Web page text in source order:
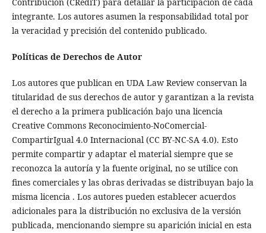
integrante. Los autores asumen la responsabilidad total por
la veracidad y precisión del contenido publicado.
Políticas de Derechos de Autor
Los autores que publican en UDA Law Review conservan la
titularidad de sus derechos de autor y garantizan a la revista
el derecho a la primera publicación bajo una licencia
Creative Commons Reconocimiento-NoComercial-
CompartirIgual 4.0 Internacional (CC BY-NC-SA 4.0). Esto
permite compartir y adaptar el material siempre que se
reconozca la autoría y la fuente original, no se utilice con
fines comerciales y las obras derivadas se distribuyan bajo la
misma licencia . Los autores pueden establecer acuerdos
adicionales para la distribución no exclusiva de la versión
publicada, mencionando siempre su aparición inicial en esta